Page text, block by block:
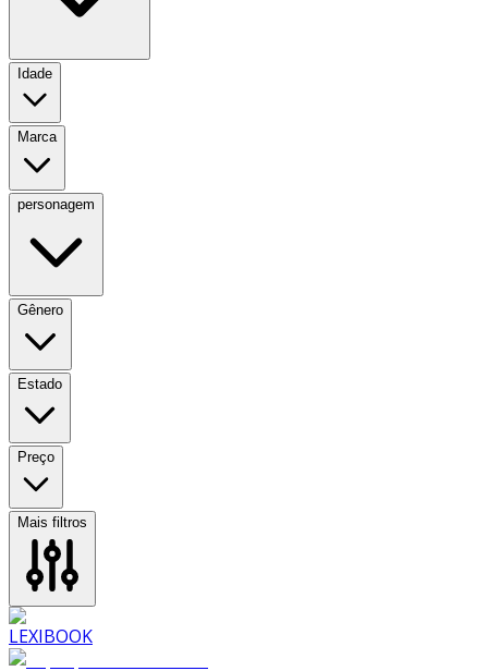
Idade
Marca
personagem
Gênero
Estado
Preço
Mais filtros